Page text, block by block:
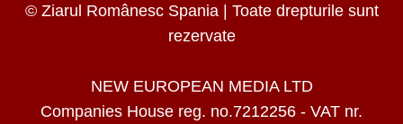
© Ziarul Românesc Spania | Toate drepturile sunt
rezervate
NEW EUROPEAN MEDIA LTD
Companies House reg. no.7212256 - VAT nr.